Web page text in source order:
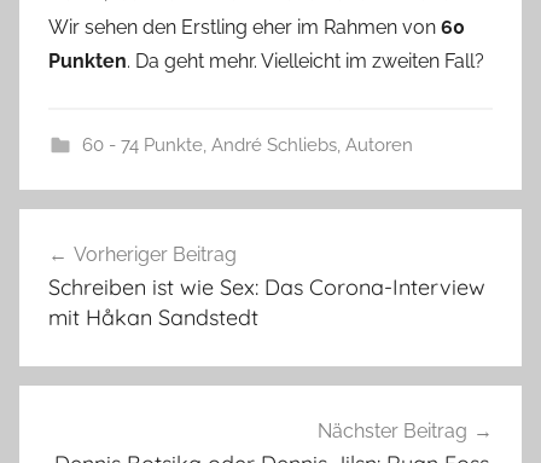
Wir sehen den Erstling eher im Rahmen von 60
Punkten. Da geht mehr. Vielleicht im zweiten Fall?
60 - 74 Punkte, André Schliebs, Autoren
Vorheriger Beitrag
Schreiben ist wie Sex: Das Corona-Interview
mit Håkan Sandstedt
Nächster Beitrag